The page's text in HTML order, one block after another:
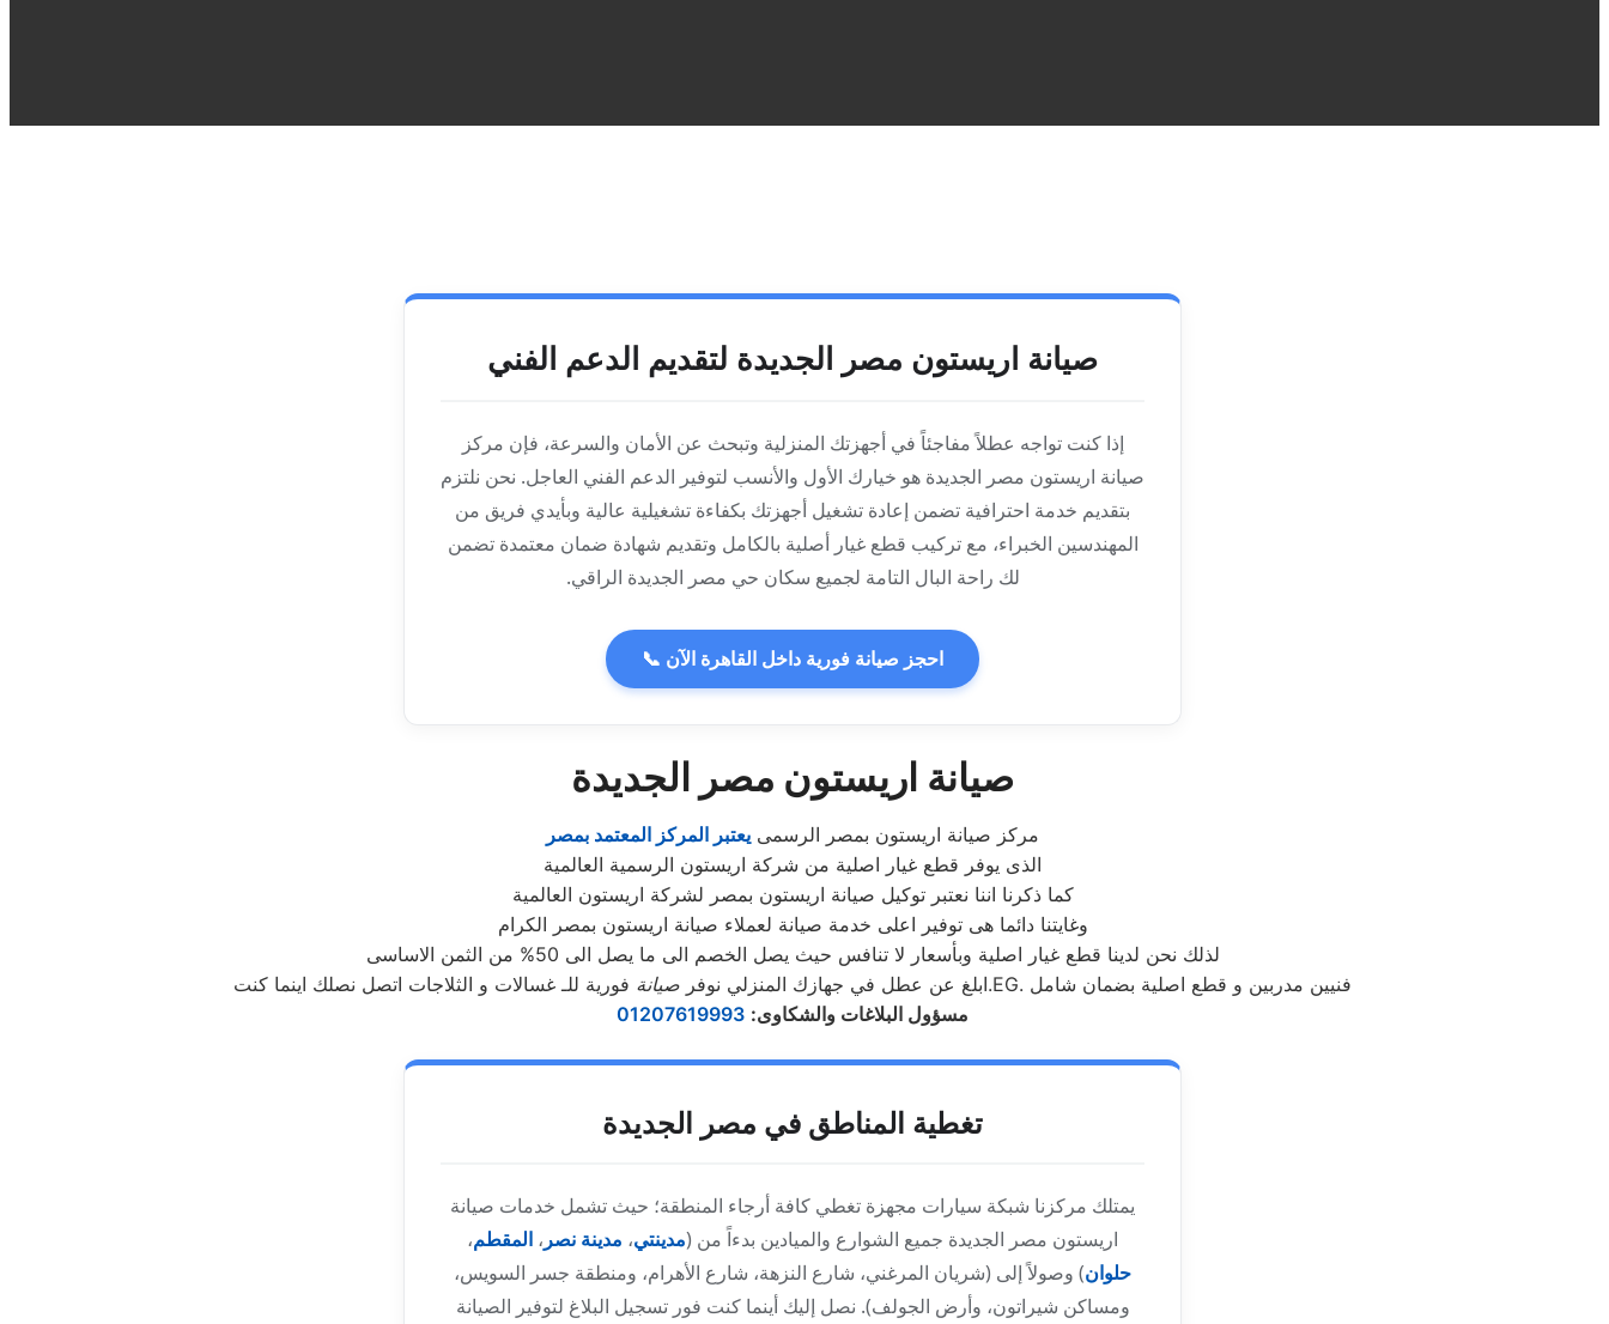
صيانة اريستون مصر الجديدة لتقديم الدعم الفني
إذا كنت تواجه عطلاً مفاجئاً في أجهزتك المنزلية وتبحث عن الأمان والسرعة، فإن مركز
صيانة اريستون مصر الجديدة هو خيارك الأول والأنسب لتوفير الدعم الفني العاجل. نحن نلتزم
بتقديم خدمة احترافية تضمن إعادة تشغيل أجهزتك بكفاءة تشغيلية عالية وبأيدي فريق من
المهندسين الخبراء، مع تركيب قطع غيار أصلية بالكامل وتقديم شهادة ضمان معتمدة تضمن
لك راحة البال التامة لجميع سكان حي مصر الجديدة الراقي.
📞 احجز صيانة فورية داخل القاهرة الآن
صيانة اريستون مصر الجديدة
مركز صيانة اريستون بمصر الرسمى يعتبر المركز المعتمد بمصر
الذى يوفر قطع غيار اصلية من شركة اريستون الرسمية العالمية
كما ذكرنا اننا نعتبر توكيل صيانة اريستون بمصر لشركة اريستون العالمية
وغايتنا دائما هى توفير اعلى خدمة صيانة لعملاء صيانة اريستون بمصر الكرام
لذلك نحن لدينا قطع غيار اصلية وبأسعار لا تنافس حيث يصل الخصم الى ما يصل الى 50% من الثمن الاساسى
ابلغ عن عطل في جهازك المنزلي نوفر صيانة
فورية للـ غسالات و الثلاجات اتصل نصلك اينما كنت.EG. فنيين مدربين و قطع اصلية بضمان شامل
مسؤول البلاغات والشكاوى:
01207619993
تغطية المناطق في مصر الجديدة
يمتلك مركزنا شبكة سيارات مجهزة تغطي كافة أرجاء المنطقة؛ حيث تشمل خدمات صيانة
اريستون مصر الجديدة جميع الشوارع والميادين بدءاً من (مدينتي، مدينة نصر ، المقطم،
حلوان) وصولاً إلى (شريان المرغني، شارع النزهة، شارع الأهرام، ومنطقة جسر السويس،
ومساكن شيراتون، وأرض الجولف). نصل إليك أينما كنت فور تسجيل البلاغ لتوفير الصيانة